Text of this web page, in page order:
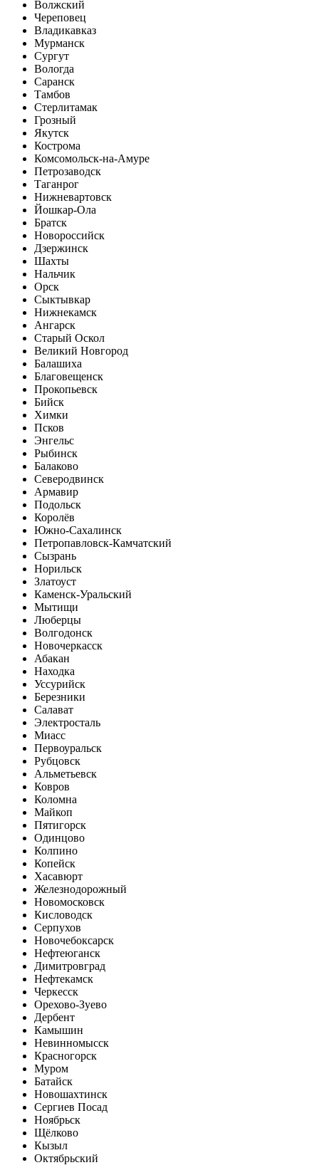
Волжский
Череповец
Владикавказ
Мурманск
Сургут
Вологда
Саранск
Тамбов
Стерлитамак
Грозный
Якутск
Кострома
Комсомольск-на-Амуре
Петрозаводск
Таганрог
Нижневартовск
Йошкар-Ола
Братск
Новороссийск
Дзержинск
Шахты
Нальчик
Орск
Сыктывкар
Нижнекамск
Ангарск
Старый Оскол
Великий Новгород
Балашиха
Благовещенск
Прокопьевск
Бийск
Химки
Псков
Энгельс
Рыбинск
Балаково
Северодвинск
Армавир
Подольск
Королёв
Южно-Сахалинск
Петропавловск-Камчатский
Сызрань
Норильск
Златоуст
Каменск-Уральский
Мытищи
Люберцы
Волгодонск
Новочеркасск
Абакан
Находка
Уссурийск
Березники
Салават
Электросталь
Миасс
Первоуральск
Рубцовск
Альметьевск
Ковров
Коломна
Майкоп
Пятигорск
Одинцово
Колпино
Копейск
Хасавюрт
Железнодорожный
Новомосковск
Кисловодск
Серпухов
Новочебоксарск
Нефтеюганск
Димитровград
Нефтекамск
Черкесск
Орехово-Зуево
Дербент
Камышин
Невинномысск
Красногорск
Муром
Батайск
Новошахтинск
Сергиев Посад
Ноябрьск
Щёлково
Кызыл
Октябрьский